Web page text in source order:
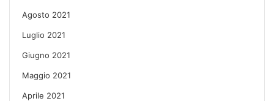
Agosto 2021
Luglio 2021
Giugno 2021
Maggio 2021
Aprile 2021